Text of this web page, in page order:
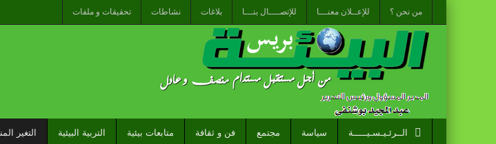
من نحن ؟ للإعــلان معنـــا للإتصــــال بنـــا بلاغات نشاطات تحقيقات و ملفات
الــرئـيـسـيـــــة سياسة مجتمع فن و ثقافة متابعات بيئية التربية البيئية التغير